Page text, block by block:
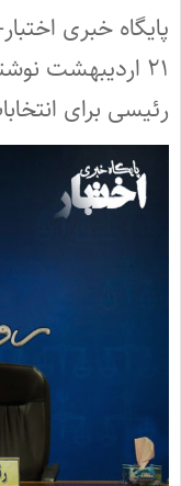
پایگاه خبری
۲۱ اردیبهشت
رئیسی برای